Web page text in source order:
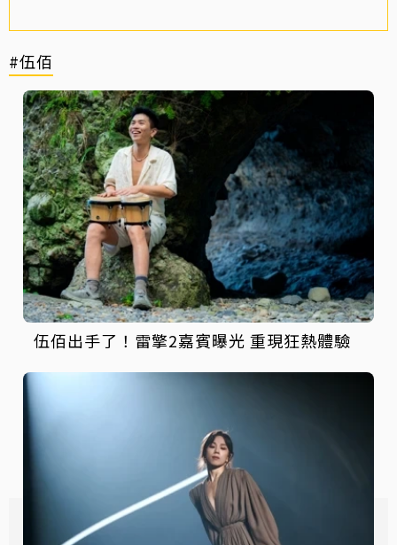
#伍佰
伍佰出手了！雷擎2嘉賓曝光 重現狂熱體驗